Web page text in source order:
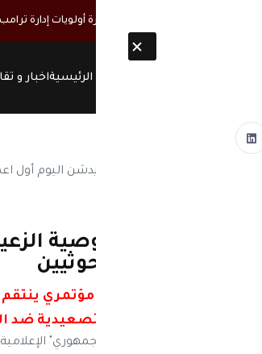
السفارة الأمريكية: اليمن في صدارة أولويات إدارة
الرئيسيةاخبار و
مؤتمري ينفذ وصية
التصعيدية ضد الحوثيين
العشر.. أول قيادي مؤتمري
التصعيدية ضد
دشنت "مؤسسة اليمن الجمهوري"